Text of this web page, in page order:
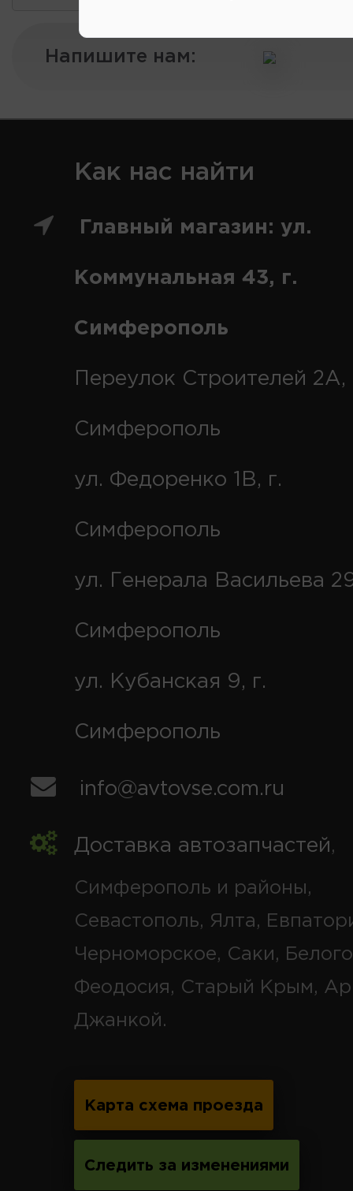
Напишите нам:
Как нас найти
Главный магазин: ул.
Коммунальная 43, г.
Симферополь
Переулок Строителей 2А,
Симферополь
ул. Федоренко 1В, г.
Симферополь
ул. Генерала Васильева
Симферополь
ул. Кубанская 9, г.
Симферополь
info@avtovse.com.ru
Доставка автозапчастей,
Симферополь и районы,
Севастополь, Ялта,
Черноморское, Саки,
Феодосия, Старый Крым,
Джанкой.
Карта схема проезда
Следить за изменениями